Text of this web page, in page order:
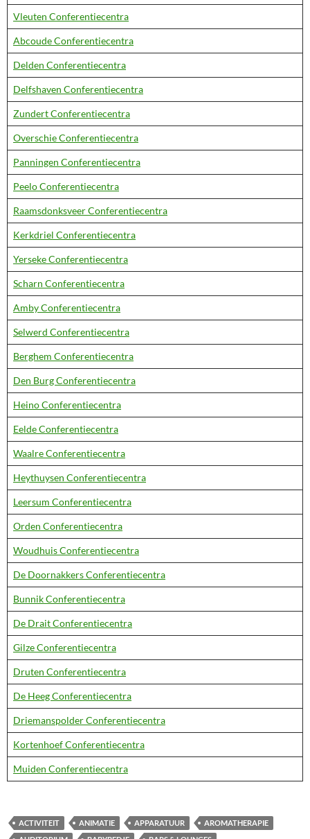
Vleuten Conferentiecentra
Abcoude Conferentiecentra
Delden Conferentiecentra
Delfshaven Conferentiecentra
Zundert Conferentiecentra
Overschie Conferentiecentra
Panningen Conferentiecentra
Peelo Conferentiecentra
Raamsdonksveer Conferentiecentra
Kerkdriel Conferentiecentra
Yerseke Conferentiecentra
Scharn Conferentiecentra
Amby Conferentiecentra
Selwerd Conferentiecentra
Berghem Conferentiecentra
Den Burg Conferentiecentra
Heino Conferentiecentra
Eelde Conferentiecentra
Waalre Conferentiecentra
Heythuysen Conferentiecentra
Leersum Conferentiecentra
Orden Conferentiecentra
Woudhuis Conferentiecentra
De Doornakkers Conferentiecentra
Bunnik Conferentiecentra
De Drait Conferentiecentra
Gilze Conferentiecentra
Druten Conferentiecentra
De Heeg Conferentiecentra
Driemanspolder Conferentiecentra
Kortenhoef Conferentiecentra
Muiden Conferentiecentra
ACTIVITEIT ANIMATIE APPARATUUR
AROMATHERAPIE